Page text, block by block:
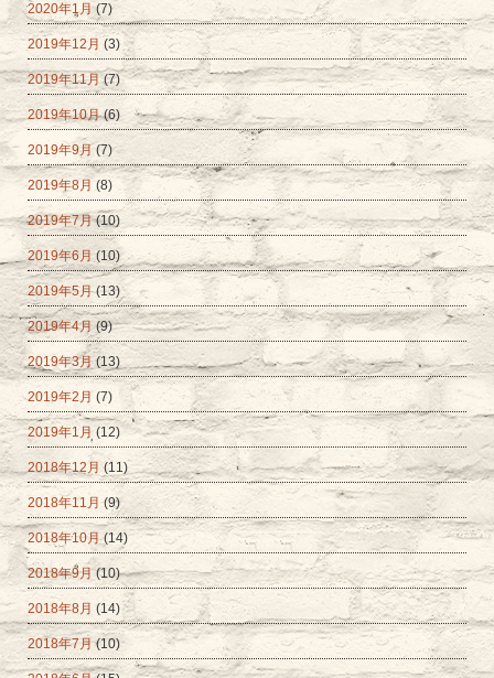
2020年1月(7)
2019年12月 (3)
2019年11月 (7)
2019年10月(6)
2019年9月 (7)
2019年8月 (8)
2019年7月(10)
2019年6月(10)
2019年5月(13)
2019年4月 (9)
2019年3月(13)
2019年2月 (7)
2019年1月 (12)
2018年12月 (11)
2018年11月 (9)
2018年10月(14)
2018年9月(10)
2018年8月 (14)
2018年7月 (10)